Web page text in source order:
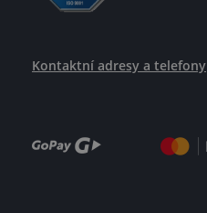
Kontaktní adresy a telefony